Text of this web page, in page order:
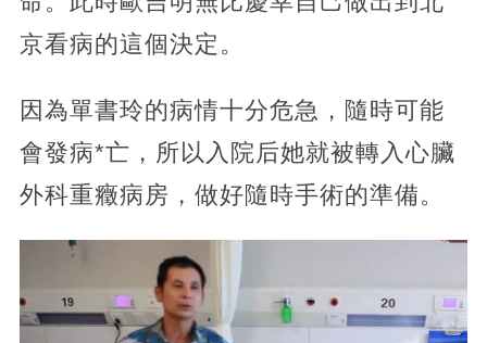
京看病的這個決定。
因為單書玲的病情十分危急，隨時可能
會發病*亡，所以入院后她就被轉入心臟
外科重癥病房，做好隨時手術的準備。